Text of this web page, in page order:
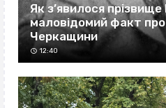
Як з’явилося
маловідомий факт
Черкащини
12:40